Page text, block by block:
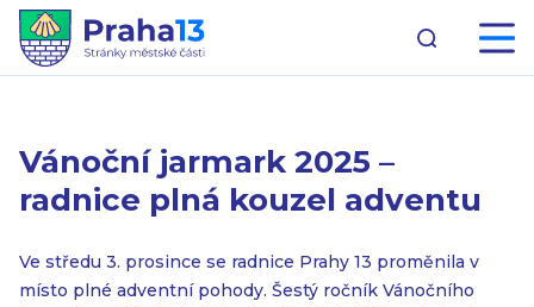
Vánoční jarmark 2025 –
radnice plná kouzel adventu
Ve středu 3. prosince se radnice Prahy 13 proměnila v
místo plné adventní pohody. Šestý ročník Vánočního